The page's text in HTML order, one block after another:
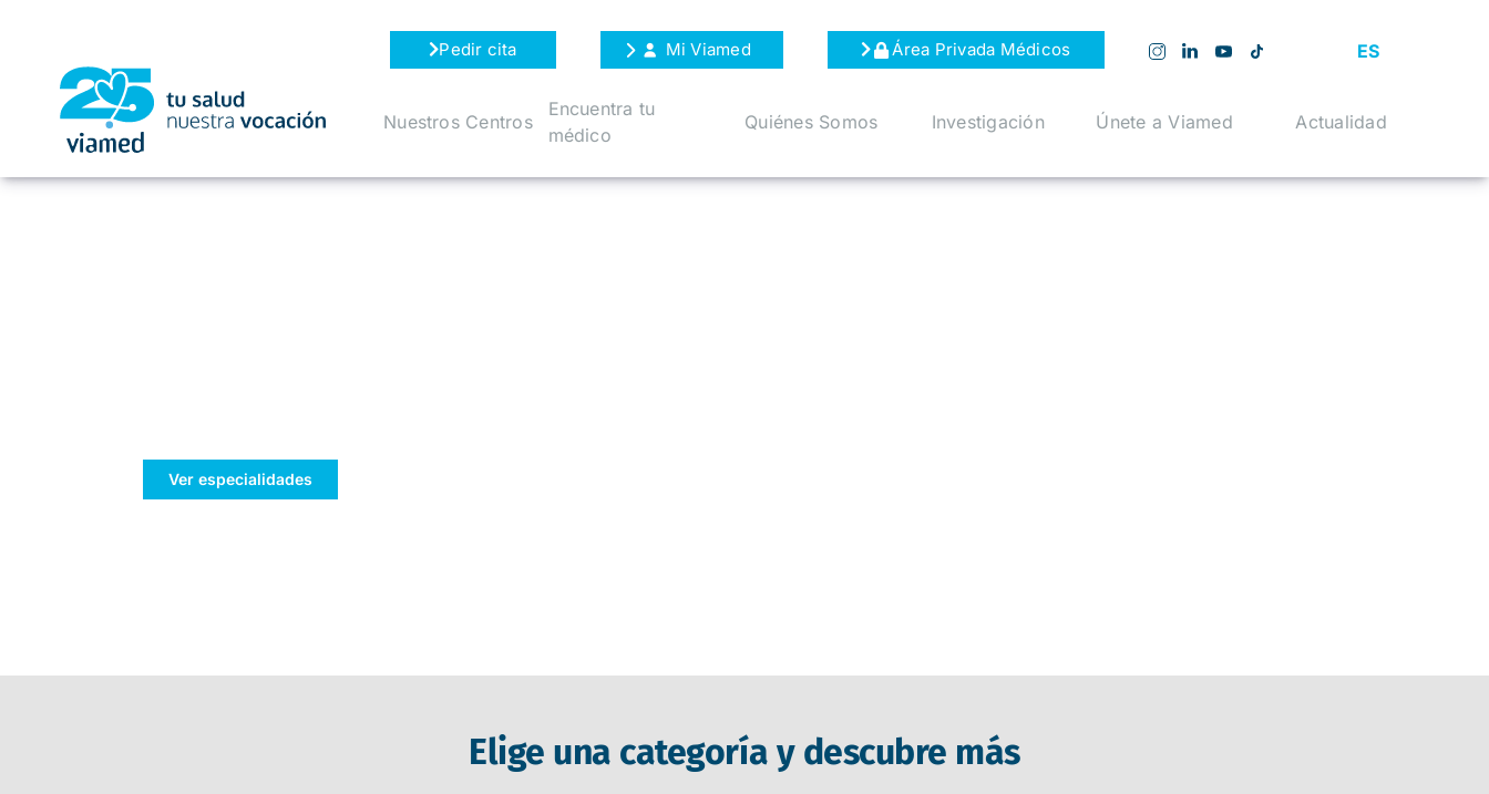
contenido
Pedir cita Mi Viamed Área Privada Médicos ES
Nuestros Centros
Encuentra tu
médico
Quiénes Somos Investigación Únete a Viamed Actualidad
Ver especialidades
Elige una categoría y descubre más